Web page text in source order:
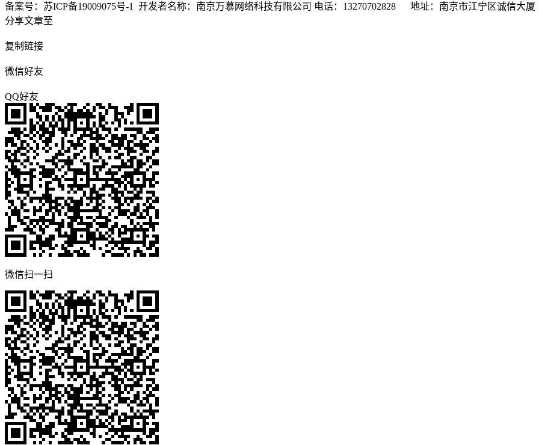
备案号：苏ICP备19009075号-1
开发者名称：南京万慕网络科技有限公司 电话：13270702828 地址：南京市江宁区诚信大厦
分享文章至
复制链接
微信好友
QQ好友
微信扫一扫